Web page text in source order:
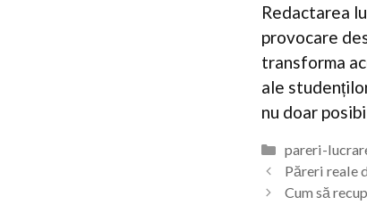
Redactarea
provocare
transforma
ale
nu doar
Categorii
pareri-
Păreri reale
Cum să